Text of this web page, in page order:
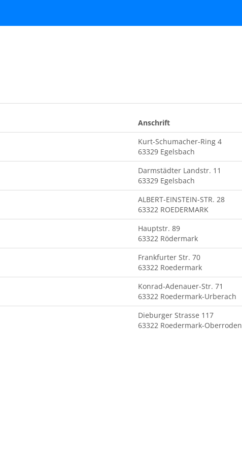
Anschrift
Kurt-Schumacher-Ring 4
63329 Egelsbach
Darmstädter Landstr. 11
63329 Egelsbach
ALBERT-EINSTEIN-STR. 28
63322 ROEDERMARK
Hauptstr. 89
63322 Rödermark
Frankfurter Str. 70
63322 Roedermark
Konrad-Adenauer-Str. 71
63322 Roedermark-Urberach
Dieburger Strasse 117
63322 Roedermark-Oberroden